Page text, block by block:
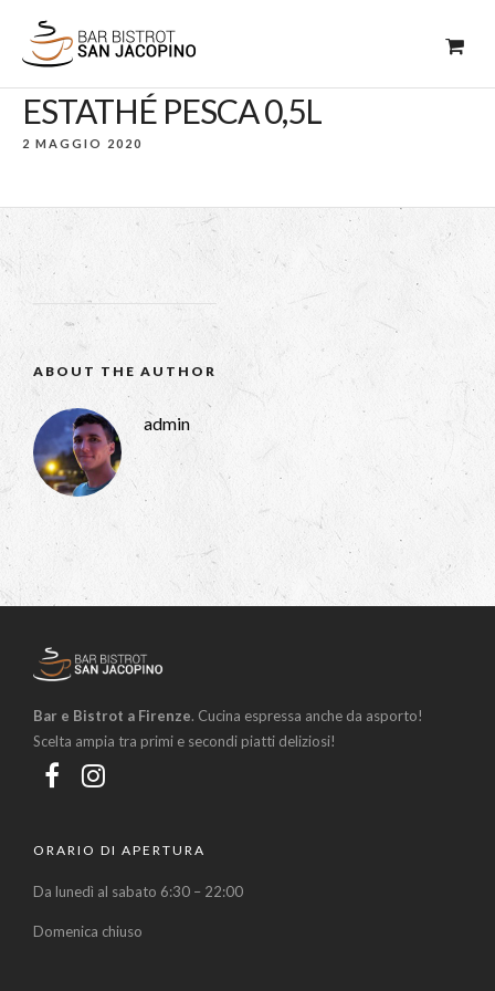
ESTATHÉ PESCA 0,5L
2 MAGGIO 2020
ABOUT THE AUTHOR
admin
Bar e Bistrot a Firenze. Cucina espressa anche da asporto!
Scelta ampia tra primi e secondi piatti deliziosi!
ORARIO DI APERTURA
Da lunedì al sabato 6:30 – 22:00
Domenica chiuso